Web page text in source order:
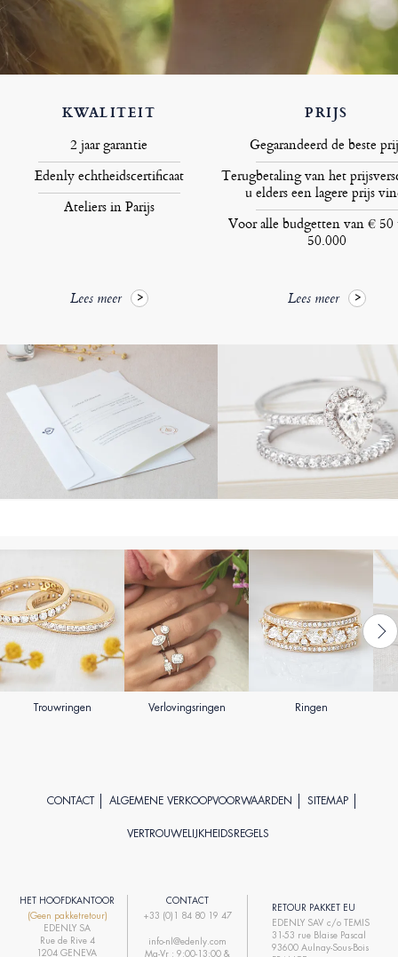
KWALITEIT
2 jaar garantie
Edenly echtheidscertificaat
Ateliers in Parijs
Lees meer
PRIJS
Gegarandeerd de beste
Terugbetaling van het
u elders een lagere prijs
Voor alle budgetten van €
50.000
Lees meer
Trouwringen Verlovingsringen Ringen
CONTACT ALGEMENE VERKOOPVOORWAARDEN SITEMAP
VERTROUWELIJKHEIDSREGELS
HET HOOFDKANTOOR
(Geen pakketretour)
EDENLY SA
Rue de Rive 4
1204 GENEVA
CONTACT
+33 (0)1 84 80 19 47
info-nl@edenly.com
Ma-Vr : 9:00-13:00 &
RETOUR PAKKET EU
EDENLY SAV c/o TEMIS
31-53 rue Blaise Pascal
93600 Aulnay-Sous-Bois